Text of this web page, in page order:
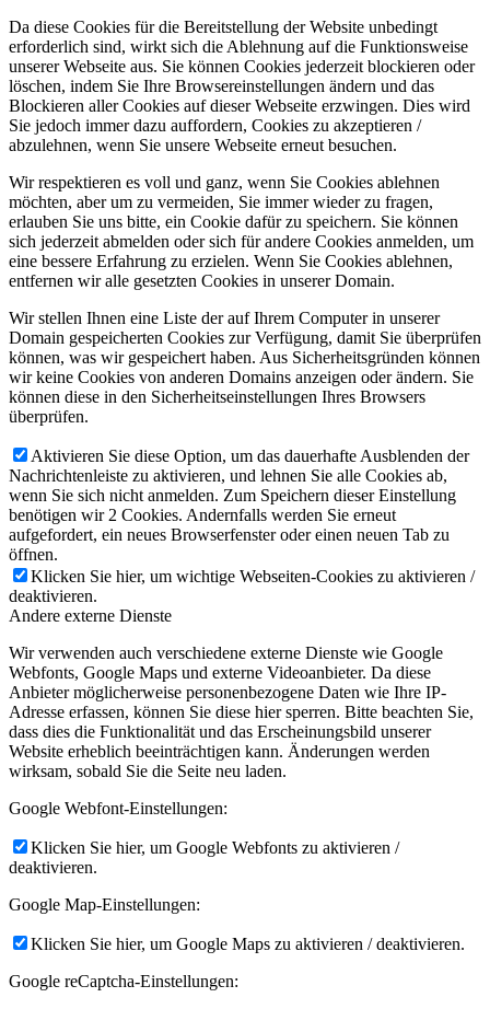
Da diese Cookies für die Bereitstellung der Website unbedingt
erforderlich sind, wirkt sich die Ablehnung auf die Funktionsweise
unserer Webseite aus. Sie können Cookies jederzeit blockieren oder
löschen, indem Sie Ihre Browsereinstellungen ändern und das
Blockieren aller Cookies auf dieser Webseite erzwingen. Dies wird
Sie jedoch immer dazu auffordern, Cookies zu akzeptieren /
abzulehnen, wenn Sie unsere Webseite erneut besuchen.
Wir respektieren es voll und ganz, wenn Sie Cookies ablehnen
möchten, aber um zu vermeiden, Sie immer wieder zu fragen,
erlauben Sie uns bitte, ein Cookie dafür zu speichern. Sie können
sich jederzeit abmelden oder sich für andere Cookies anmelden, um
eine bessere Erfahrung zu erzielen. Wenn Sie Cookies ablehnen,
entfernen wir alle gesetzten Cookies in unserer Domain.
Wir stellen Ihnen eine Liste der auf Ihrem Computer in unserer
Domain gespeicherten Cookies zur Verfügung, damit Sie überprüfen
können, was wir gespeichert haben. Aus Sicherheitsgründen können
wir keine Cookies von anderen Domains anzeigen oder ändern. Sie
können diese in den Sicherheitseinstellungen Ihres Browsers
überprüfen.
Aktivieren Sie diese Option, um das dauerhafte Ausblenden der
Nachrichtenleiste zu aktivieren, und lehnen Sie alle Cookies ab,
wenn Sie sich nicht anmelden. Zum Speichern dieser Einstellung
benötigen wir 2 Cookies. Andernfalls werden Sie erneut
aufgefordert, ein neues Browserfenster oder einen neuen Tab zu
öffnen.
Klicken Sie hier, um wichtige Webseiten-Cookies zu aktivieren /
deaktivieren.
Andere externe Dienste
Wir verwenden auch verschiedene externe Dienste wie Google
Webfonts, Google Maps und externe Videoanbieter. Da diese
Anbieter möglicherweise personenbezogene Daten wie Ihre IP-
Adresse erfassen, können Sie diese hier sperren. Bitte beachten Sie,
dass dies die Funktionalität und das Erscheinungsbild unserer
Website erheblich beeinträchtigen kann. Änderungen werden
wirksam, sobald Sie die Seite neu laden.
Google Webfont-Einstellungen:
Klicken Sie hier, um Google Webfonts zu aktivieren /
deaktivieren.
Google Map-Einstellungen:
Klicken Sie hier, um Google Maps zu aktivieren / deaktivieren.
Google reCaptcha-Einstellungen: